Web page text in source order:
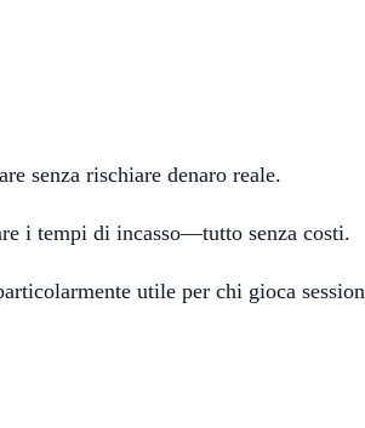
senza rischiare denaro reale.
i tempi di incasso—tutto senza costi.
utile per chi gioca